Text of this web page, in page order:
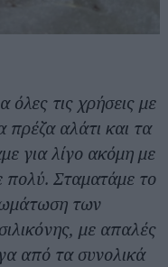
όλες τις χρήσεις με
αλάτι και τα
για λίγο ακόμη με
πολύ. Σταματάμε το
των
με απαλές
από τα συνολικά